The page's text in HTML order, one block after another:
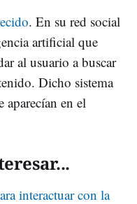
. En su red social
artificial que
al usuario a buscar
Dicho sistema
aparecían en el
interactuar con la